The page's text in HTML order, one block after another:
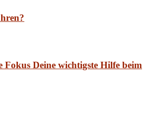
Fokus Deine wichtigste Hilfe beim